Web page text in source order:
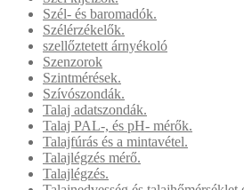
Szél- és baromadók.
Szélérzékelők.
szellőztetett árnyékoló
Szenzorok
Szintmérések.
Szívószondák.
Talaj adatszondák.
Talaj PAL-, és pH- mérők.
Talajfúrás és a mintavétel.
Talajlégzés mérő.
Talajlégzés.